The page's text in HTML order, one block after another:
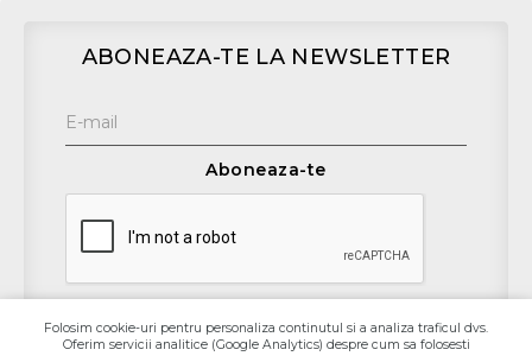
ABONEAZA-TE LA NEWSLETTER
Aboneaza-te
Folosim cookie-uri pentru personaliza continutul si a analiza traficul dvs.
Oferim servicii analitice (Google Analytics) despre cum sa folosesti